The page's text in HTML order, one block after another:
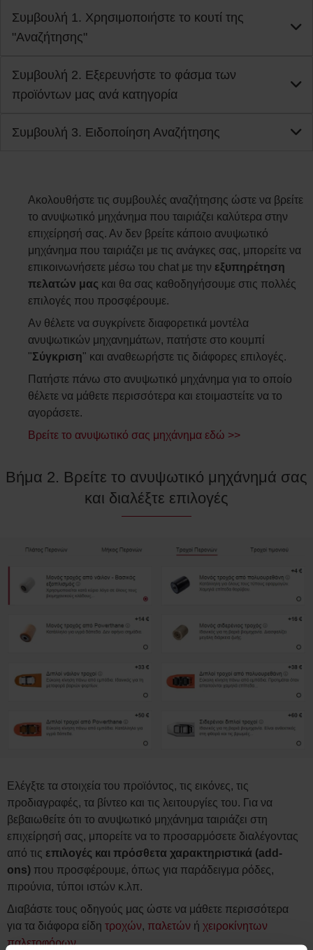
Συμβουλή 1. Χρησιμοποιήστε το κουτί της
"Αναζήτησης"
Συμβουλή 2. Εξερευνήστε το φάσμα των
προϊόντων μας ανά κατηγορία
Συμβουλή 3. Ειδοποίηση Αναζήτησης
Ακολουθήστε τις συμβουλές αναζήτησης ώστε να βρείτε
το ανυψωτικό μηχάνημα που ταιριάζει καλύτερα στην
επιχείρησή σας. Αν δεν βρείτε κάποιο ανυψωτικό
μηχάνημα που ταιριάζει με τις ανάγκες σας, μπορείτε να
επικοινωνήσετε μέσω του chat με την εξυπηρέτηση
πελατών μας και θα σας καθοδηγήσουμε στις πολλές
επιλογές που προσφέρουμε.
Αν θέλετε να συγκρίνετε διαφορετικά μοντέλα
ανυψωτικών μηχανημάτων, πατήστε στο κουμπί
"Σύγκριση" και αναθεωρήστε τις διάφορες επιλογές.
Πατήστε πάνω στο ανυψωτικό μηχάνημα για το οποίο
θέλετε να μάθετε περισσότερα και ετοιμαστείτε να το
αγοράσετε.
Βρείτε το ανυψωτικό σας μηχάνημα εδώ >>
Βήμα 2. Βρείτε το ανυψωτικό μηχάνημά σας
και διαλέξτε επιλογές
Ελέγξτε τα στοιχεία του προϊόντος, τις εικόνες, τις
προδιαγραφές, τα βίντεο και τις λειτουργίες του. Για να
βεβαιωθείτε ότι το ανυψωτικό μηχάνημα ταιριάζει στη
επιχείρησή σας, μπορείτε να το προσαρμόσετε διαλέγοντας
από τις επιλογές και πρόσθετα χαρακτηριστικά (add-
ons) που προσφέρουμε, όπως για παράδειγμα ρόδες,
πιρούνια, τύποι ιστών κ.λπ.
Διαβάστε τους οδηγούς μας ώστε να μάθετε περισσότερα
για τα διάφορα είδη τροχών, παλετών ή χειροκίνητων
παλετοφόρων.